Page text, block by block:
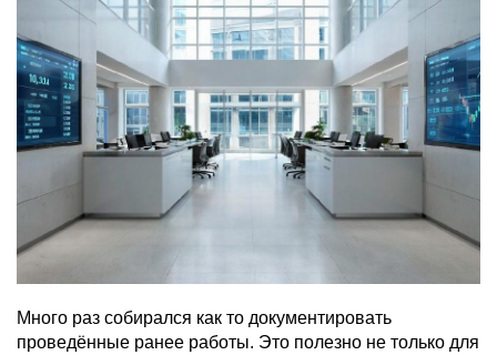
Много раз собирался как то документировать
проведённые ранее работы. Это полезно не только для